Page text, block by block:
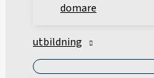
domare
utbildning